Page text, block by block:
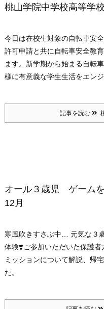
桃山学院中学校高等学校
今日は在校生対象の自転車安
許可申請と共に自転車安全教
ます。新学期から始まる自転
様に有意義な学生生活をエン
記事を読む
オール３歳児 ゲームを
12月
寒風吹きすさぶ中… 元気な３
体験❣️ご参加いただいた保護
ミッションについて解説、帰
た。